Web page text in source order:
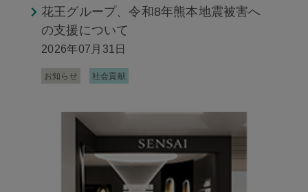
花王グループ、令和8年熊本地震被害へ
の支援について
2026年07月31日
お知らせ 社会貢献